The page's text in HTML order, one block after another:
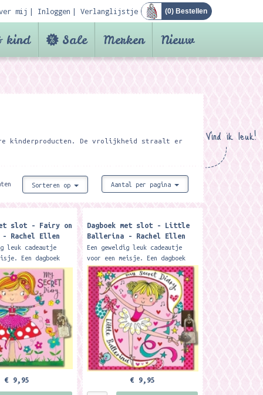
mij Inloggen Verlanglijstje (0) Bestellen
kind Sale Merken Nieuw
Vind ik leuk!
kinderproducten. De vrolijkheid straalt er
Sorteren op Aantal per pagina
slot - Fairy on
- Rachel Ellen
leuk cadeautje
Een dagboek
het opschrijven
en
Formaat: 14,1 x
€ 9,95
Dagboek met slot - Little
Ballerina - Rachel Ellen
Designs
Een geweldig leuk cadeautje
voor een meisje. Een dagboek
met slot voor het opschrijven
van alle gedachten en
geheimpjes. Formaat: 14,1 x
14,7 cm....
€ 9,95